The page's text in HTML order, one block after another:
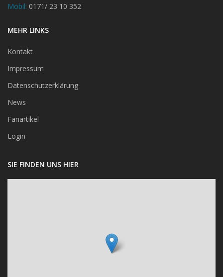
Mobil: 0171/ 23 10 352
MEHR LINKS
Kontakt
Impressum
Datenschutzerklärung
News
Fanartikel
Login
SIE FINDEN UNS HIER